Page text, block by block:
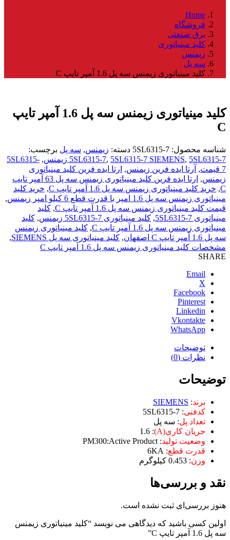
Home
فروشگاه
برق صنعتی
کلید مینیاتوری
زیمنس
سه پل
کلید مینیاتوری زیمنس سه پل 1.6 آمپر تایپ C
کلید مینیاتوری زیمنس سه پل 1.6 آمپر تایپ
C
شناسه محصول: 5SL6315-7 دسته: زیمنس, سه پل برچسب:
5SL6315-7, 5SL6315-7 SIEMENS, 5SL6315-7 زیمنس ,
5SL6315-
7 قیمت
, آرتا ایده فرین زیمنس, ارتا ایده فرین کلید مینیاتوری
زیمنس,
ارتا ایده فرین کلید مینیاتوری زیمنس سه پل 63 آمپر تایپ
C
, خرید کلید مینیاتوری زیمنس سه پل 1.6 آمپر تایپ C , خرید کلید
مینیاتوری زیمنس سه پل 1.6 امپر با قدرت قطع 6 کیلو امپر زیمنس
,
قیمت کلید مینیاتوری زیمنس سه پل 1.6 آمپر تایپ C
, کلید
مینیاتوری 5SL6315-7
, کلید مینیاتوری 5SL6315-7 زیمنس , کلید
مینیاتوری زیمنس سه پل 1.6 آمپر تایپ C
, کلید مینیاتوری زیمنس
سه پل 1.6 آمپر تایپ C اصفهان
, کلید مینیاتوری سه پل SIEMENS
,
مشخصات کلید مینیاتوری زیمنس سه پل 1.6 آمپر تایپ C
SHARE
Email
X
Facebook
Pinterest
Linkedin
Vkontakte
WhatsApp
توضیحات
نظرات (0)
توضیحات
برند:
SIEMENS
کدفنی: 5SL6315-7
تعداد پل: سه پل
جریان کاری(A)
: 1.6
وضعیت تولید: PM300:Active Product
قدرت قطع: 6KA
وزن: 0.453 کیلوگرم
نقد و بررسی‌ها
هنوز بررسی‌ای ثبت نشده است.
اولین کسی باشید که دیدگاهی می نویسد “کلید مینیاتوری زیمنس
سه پل 1.6 آمپر تایپ C”